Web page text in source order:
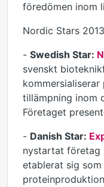
föredömen inom
Nordic Stars
- Swedish Star:
svenskt
tillämpning inom
Företaget
- Danish Star:
nystartat företag
etablerat sig